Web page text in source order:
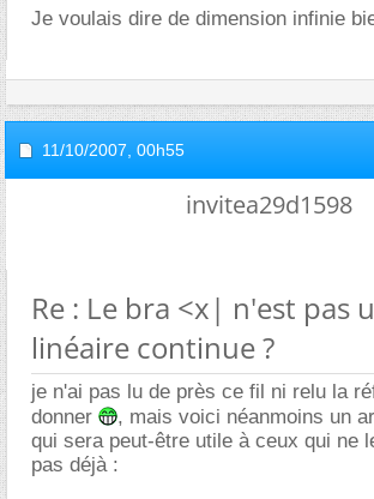
Je voulais dire de dimension infinie
11/10/2007, 00h55
invitea29d1598
Re : Le bra <x| n'est pas
linéaire continue ?
je n'ai pas lu de près ce fil ni relu la
donner
, mais voici néanmoins un
qui sera peut-être utile à ceux qui ne
pas déjà :